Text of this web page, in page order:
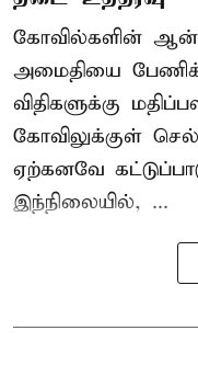
கோவில்களின்
அமைதியை
விதிகளுக்கு
கோவிலுக்குள்
ஏற்கனவே
இந்நிலையில், ...